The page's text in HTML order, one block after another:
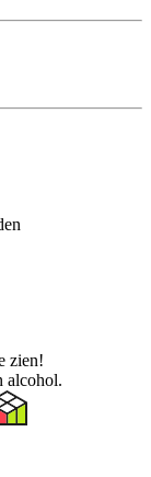
zien!
alcohol.